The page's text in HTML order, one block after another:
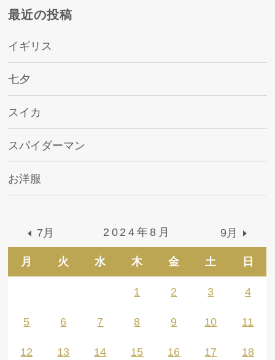
最近の投稿
イギリス
七夕
スイカ
スパイダーマン
お洋服
2024年8月
月 火 水 木 金 土 日
7月 9月
1 2 3 4
5 6 7 8 9 10 11
12 13 14 15 16 17 18